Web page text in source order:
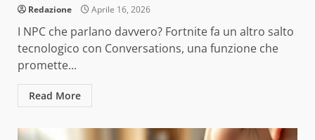
Redazione Aprile 16, 2026
I NPC che parlano davvero? Fortnite fa un altro salto
tecnologico con Conversations, una funzione che
promette...
Read More